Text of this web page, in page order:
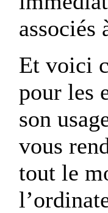
Et voici
pour les
son
vous
tout le